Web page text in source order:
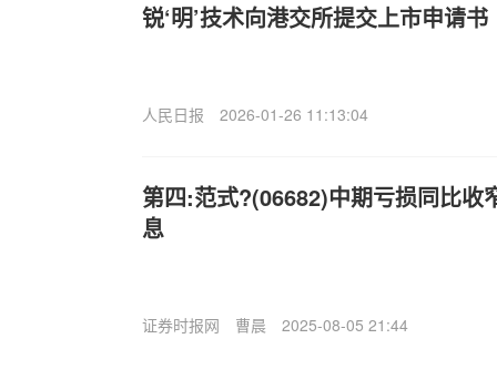
锐‘明’技术向港交所提交上市申请书
人民日报 2026-01-26 11:13:04
第四:范式?(06682)中期亏损同比收
息
证券时报网 曹晨 2025-08-05 21:44